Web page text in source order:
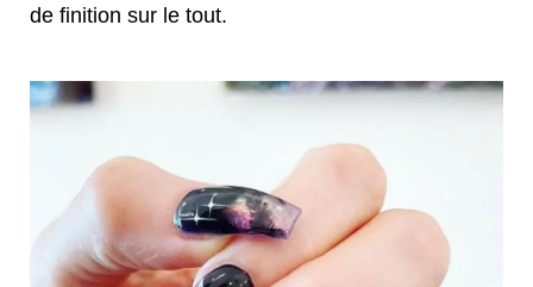
de finition sur le tout.